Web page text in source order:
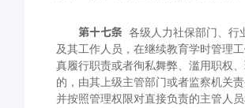
第十七条 各级人力社保部门、行
及其工作人员，在继续教育学时管理
真履行职责或者徇私舞弊、滥用职权
的，由其上级主管部门或者监察机关责
并按照管理权限对直接负责的主管人